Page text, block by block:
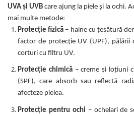
Rechizite scolare
LEGO
Stikere decorative si covoare
Stickere decorative
Covorase de joaca
Ingrijire adulti
Siguranta animale companie
UVA și UVB care ajung la piele și la ochi.
mai multe metode:
Protecție fizică – haine cu țesătură
factor de protecție UV (UPF), pălării
corturi cu filtru UV.
Protecție chimică– creme și loțiuni
(SPF), care absorb sau reflectă
afecteze pielea.
Protecție pentru ochi – ochelari de